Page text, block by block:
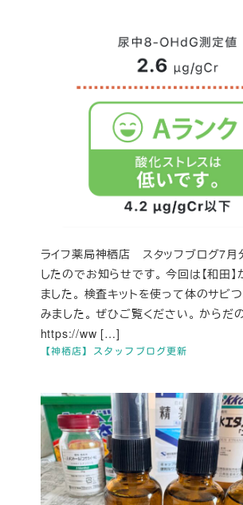
【神栖店】スタッフブログ更新
ライフ薬局神栖店 スタッフブログ7月
したのでお知らせです。 今回は【和田
ました。 検査キットを使って体のサビ
みました。 ぜひご覧ください。 からだ
https://ww […]